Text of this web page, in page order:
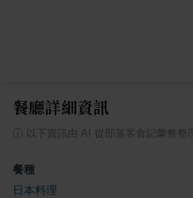
餐廳詳細資訊
以下資訊由 AI 從部落客食記彙整整理
餐種
日本料理